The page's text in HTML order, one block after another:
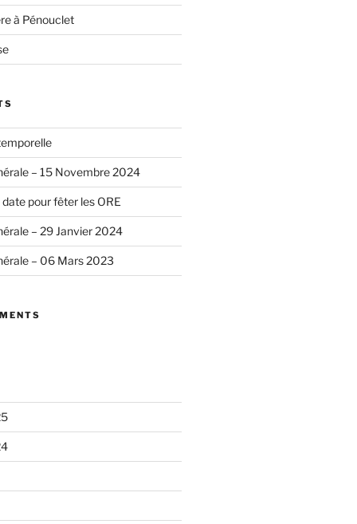
à Pénouclet
– 15 Novembre 2024
pour fêter les ORE
– 29 Janvier 2024
– 06 Mars 2023